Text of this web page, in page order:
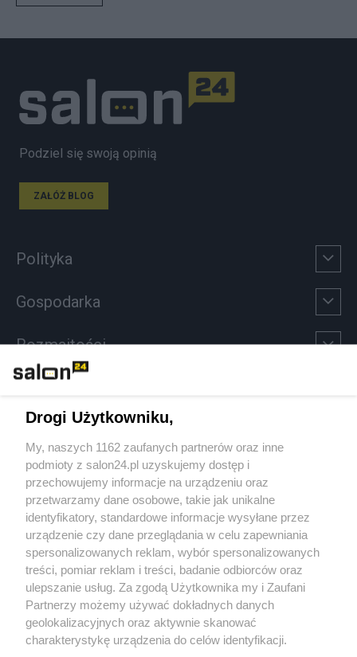
Podziel się swoją opinią
ZAŁÓŻ BLOG
Polityka
Gospodarka
Rozmaitości
Sport
Społeczeństwo
Kultura
X Facebook Instagram Youtube
Drogi Użytkowniku,
My, naszych 1162 zaufanych partnerów oraz inne
podmioty z salon24.pl uzyskujemy dostęp i
przechowujemy informacje na urządzeniu oraz
przetwarzamy dane osobowe, takie jak unikalne
identyfikatory, standardowe informacje wysyłane przez
urządzenie czy dane przeglądania w celu zapewniania
spersonalizowanych reklam, wybór spersonalizowanych
treści, pomiar reklam i treści, badanie odbiorców oraz
ulepszanie usług. Za zgodą Użytkownika my i Zaufani
Partnerzy możemy używać dokładnych danych
geolokalizacyjnych oraz aktywnie skanować
charakterystykę urządzenia do celów identyfikacji.